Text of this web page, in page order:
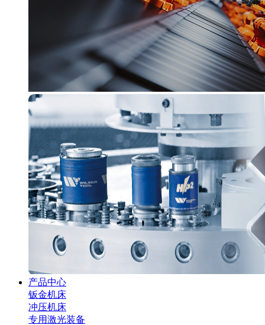
产品中心
钣金机床
冲压机床
专用激光装备